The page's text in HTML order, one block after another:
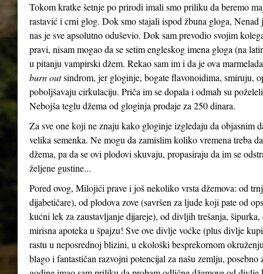
Tokom kratke šetnje po prirodi imali smo priliku da beremo
rastavić i crni glog. Dok smo stajali ispod žbuna gloga,
nas je sve apsolutno oduševio. Dok sam prevodio svojim
pravi, nisam mogao da se setim engleskog imena gloga (na
u pitanju vampirski džem. Rekao sam im i da je ova
burn outsindrom, jer gloginje, bogate flavonoidima, smiruju,
poboljšavaju cirkulaciju. Priča im se dopala i odmah su
Nebojša teglu džema od gloginja prodaje za 250 dinara.
Za sve one koji ne znaju kako gloginje izgledaju da objasnim
velika semenka. Ne mogu da zamislim koliko vremena treba
džema, pa da se ovi plodovi skuvaju, propasiraju da im se
željene gustine...
Pored ovog, Milojići prave i još nekoliko vrsta džemova: od
dijabetičare), od plodova zove (savršen za ljude koji pate od
kućni lek za zaustavljanje dijareje), od divljih trešanja,
mirisna apoteka u špajzu! Sve ove divlje voćke (plus divlje
rastu u neposrednoj blizini, u ekološki besprekornom
blago i fantastičan razvojni potencijal za našu zemlju,